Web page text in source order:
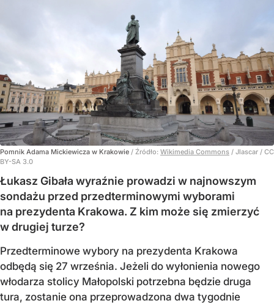
Pomnik Adama Mickiewicza w Krakowie / Źródło: Wikimedia Commons / Jlascar / CC
BY-SA 3.0
Łukasz Gibała wyraźnie prowadzi w najnowszym
sondażu przed przedterminowymi wyborami
na prezydenta Krakowa. Z kim może się zmierzyć
w drugiej turze?
Przedterminowe wybory na prezydenta Krakowa
odbędą się 27 września. Jeżeli do wyłonienia nowego
włodarza stolicy Małopolski potrzebna będzie druga
tura, zostanie ona przeprowadzona dwa tygodnie